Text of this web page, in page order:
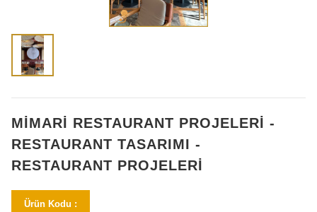
MİMARİ RESTAURANT PROJELERİ -
RESTAURANT TASARIMI -
RESTAURANT PROJELERİ
Ürün Kodu :